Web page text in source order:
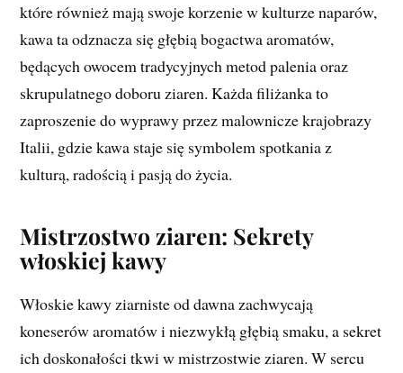
które również mają swoje korzenie w kulturze naparów,
kawa ta odznacza się głębią bogactwa aromatów,
będących owocem tradycyjnych metod palenia oraz
skrupulatnego doboru ziaren. Każda filiżanka to
zaproszenie do wyprawy przez malownicze krajobrazy
Italii, gdzie kawa staje się symbolem spotkania z
kulturą, radością i pasją do życia.
Mistrzostwo ziaren: Sekrety
włoskiej kawy
Włoskie kawy ziarniste od dawna zachwycają
koneserów aromatów i niezwykłą głębią smaku, a sekret
ich doskonałości tkwi w mistrzostwie ziaren. W sercu